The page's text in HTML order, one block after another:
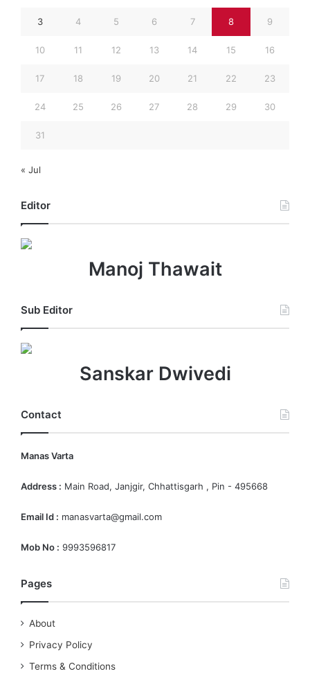
3 4 5 6 7 8 9
10 11 12 13 14 15 16
17 18 19 20 21 22 23
24 25 26 27 28 29 30
31
« Jul
Editor
Manoj Thawait
Sub Editor
Sanskar Dwivedi
Contact
Manas Varta
Address : Main Road, Janjgir, Chhattisgarh , Pin - 495668
Email Id : manasvarta@gmail.com
Mob No : 9993596817
Pages
About
Privacy Policy
Terms & Conditions